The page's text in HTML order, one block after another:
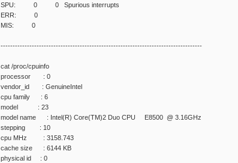
SPU: 0 0 Spurious interrupts
ERR: 0
MIS: 0
------------------------------------------------------------------------------------
cat /proc/cpuinfo
processor : 0
vendor_id : GenuineIntel
cpu family : 6
model : 23
model name : Intel(R) Core(TM)2 Duo CPU E8500 @ 3.16GHz
stepping : 10
cpu MHz : 3158.743
cache size : 6144 KB
physical id : 0